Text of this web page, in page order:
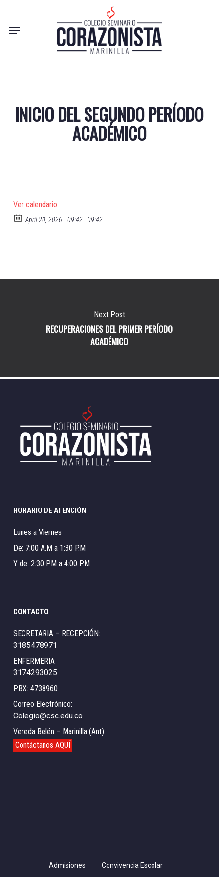
mainMenu
INICIO DEL SEGUNDO PERÍODO
ACADÉMICO
Ver calendario
April 20, 2026 09:42 - 09:42
Next Post
RECUPERACIONES DEL PRIMER PERÍODO
ACADÉMICO
HORARIO DE ATENCIÓN
Lunes a Viernes
De: 7:00 A.M a 1:30 P.M
Y de: 2:30 P.M a 4:00 P.M
CONTACTO
SECRETARIA – RECEPCIÓN:
3185478971
ENFERMERIA
3174293025
PBX: 4738960
Correo Electrónico:
Colegio@csc.edu.co
Vereda Belén – Marinilla (Ant)
Contáctanos AQUÍ
Admisiones Convivencia Escolar